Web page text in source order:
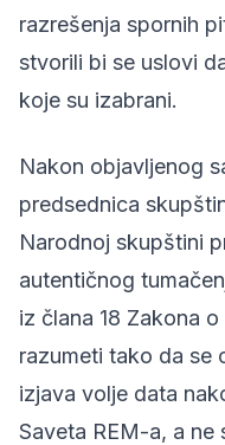
razrešenja spornih
stvorili bi se uslovi
koje su izabrani.
Nakon objavljenog
predsednica
Narodnoj skupštini
autentičnog
iz člana 18 Zakona
razumeti tako da se
izjava volje data
Saveta REM-a, a ne